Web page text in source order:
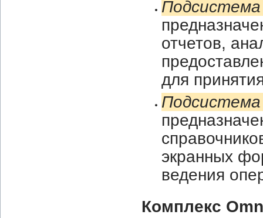
отчетов,
для
Подсистема
экранных
ведения
Комплекс